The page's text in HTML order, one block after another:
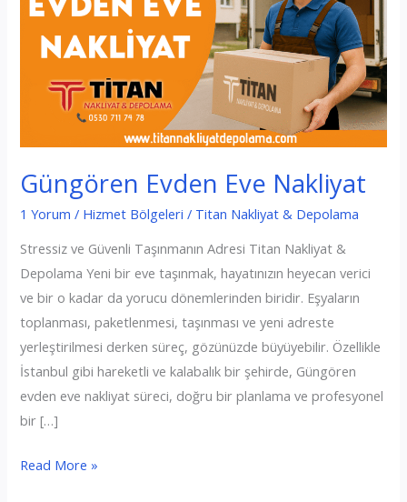
Güngören Evden Eve Nakliyat
1 Yorum / Hizmet Bölgeleri / Titan Nakliyat & Depolama
Stressiz ve Güvenli Taşınmanın Adresi Titan Nakliyat &
Depolama Yeni bir eve taşınmak, hayatınızın heyecan verici
ve bir o kadar da yorucu dönemlerinden biridir. Eşyaların
toplanması, paketlenmesi, taşınması ve yeni adreste
yerleştirilmesi derken süreç, gözünüzde büyüyebilir. Özellikle
İstanbul gibi hareketli ve kalabalık bir şehirde, Güngören
evden eve nakliyat süreci, doğru bir planlama ve profesyonel
bir […]
Güngören
Read More »